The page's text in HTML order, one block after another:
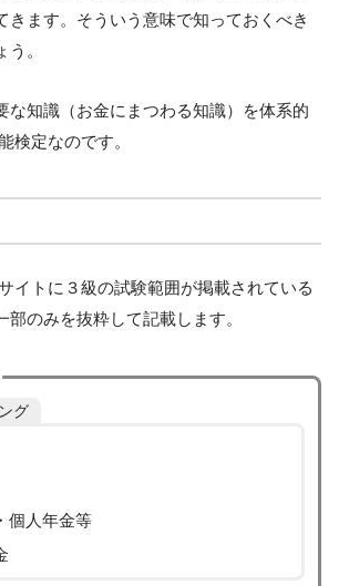
きます。そういう意味で知っておくべき
。
な知識（お金にまつわる知識）を体系的
検定なのです。
イトに３級の試験範囲が掲載されている
のみを抜粋して記載します。
グ
個人年金等